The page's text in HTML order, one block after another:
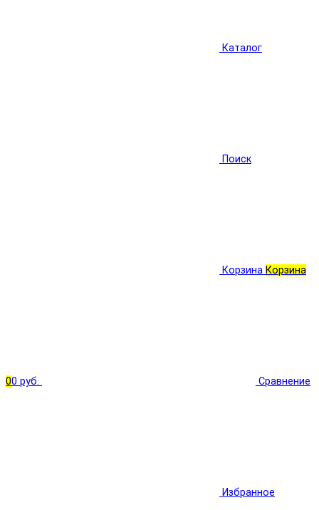
Каталог
Поиск
Корзина Корзина
00 руб. Сравнение
Избранное